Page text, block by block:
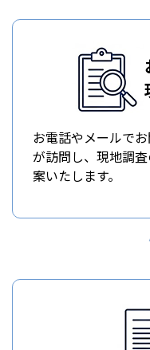
お電話やメールで
が訪問し、現地調
案いたします。